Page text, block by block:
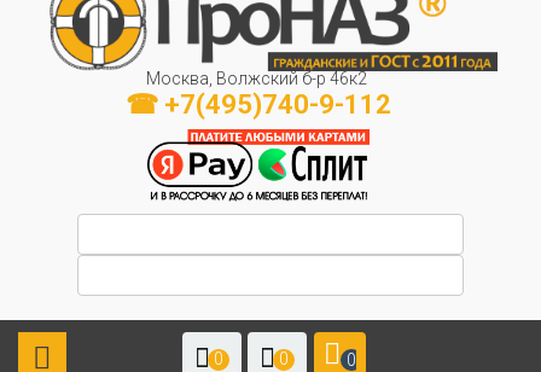
Москва, Волжский б-р 46к2
☎ +7(495)740-9-112
0 0 0